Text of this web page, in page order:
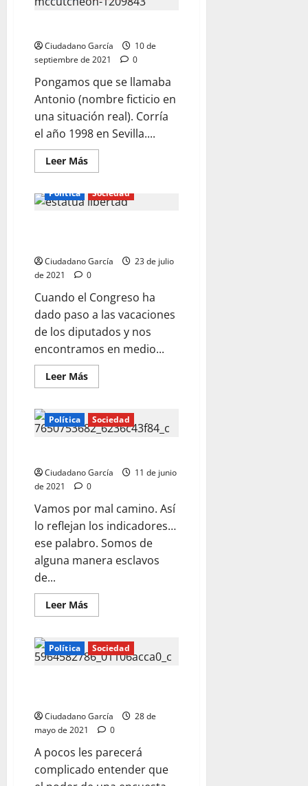
Ciudadano García
10 de
septiembre de 2021
0
Pongamos que se llamaba
Antonio (nombre ficticio en
una situación real). Corría
el año 1998 en Sevilla....
Leer MásLeer
más
«MARICONES»
Política Sociedad
Ciudadano García
23 de julio
de 2021
0
Cuando el Congreso ha
dado paso a las vacaciones
de los diputados y nos
encontramos en medio...
Leer MásLeer
más
SIN
LIBERALISMO
NO
Política Sociedad
Ciudadano García
11 de junio
de 2021
0
Vamos por mal camino. Así
lo reflejan los indicadores…
ese palabro. Somos de
alguna manera esclavos
de...
Leer MásLeer
más
NOS
ESTAMOS
EQUIVOCANDO
Política Sociedad
Ciudadano García
28 de
mayo de 2021
0
A pocos les parecerá
complicado entender que